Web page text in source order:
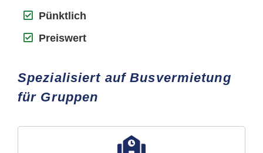
Pünktlich
Preiswert
Spezialisiert auf Busvermietung
für Gruppen